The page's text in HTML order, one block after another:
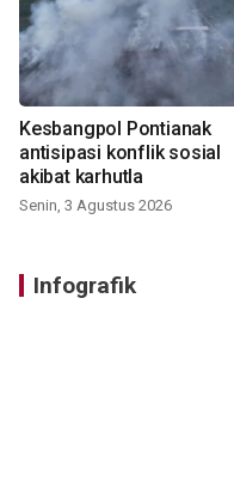
Kesbangpol Pontianak
antisipasi konflik sosial
akibat karhutla
Senin, 3 Agustus 2026
Infografik